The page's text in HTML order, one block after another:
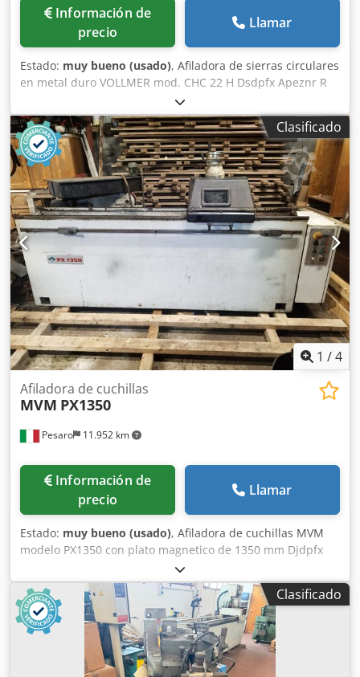
Información de
precio
Llamar
Estado: muy bueno (usado), Afiladora de sierras circulares
en metal duro VOLLMER mod. CHC 22 H Dsdpfx Apeznr R
Clasificado
1 /4
Pesaro 11.952 km
Afiladora de cuchillas
MVM PX1350
Información de
precio
Llamar
Estado: muy bueno (usado), Afiladora de cuchillas MVM
modelo PX1350 con plato magnetico de 1350 mm Djdpfx
Clasificado